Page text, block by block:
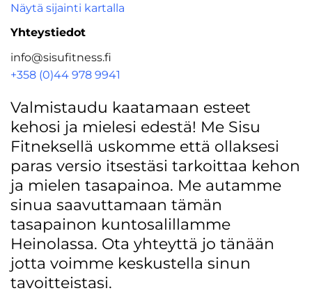
Näytä sijainti kartalla
Yhteystiedot
info@sisufitness.fi
+358 (0)44 978 9941
Valmistaudu kaatamaan esteet
kehosi ja mielesi edestä! Me Sisu
Fitneksellä uskomme että ollaksesi
paras versio itsestäsi tarkoittaa kehon
ja mielen tasapainoa. Me autamme
sinua saavuttamaan tämän
tasapainon kuntosalillamme
Heinolassa. Ota yhteyttä jo tänään
jotta voimme keskustella sinun
tavoitteistasi.